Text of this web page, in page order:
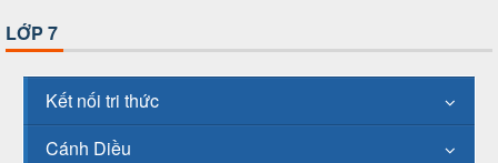
LỚP 7
Kết nối tri thức
Cánh Diều